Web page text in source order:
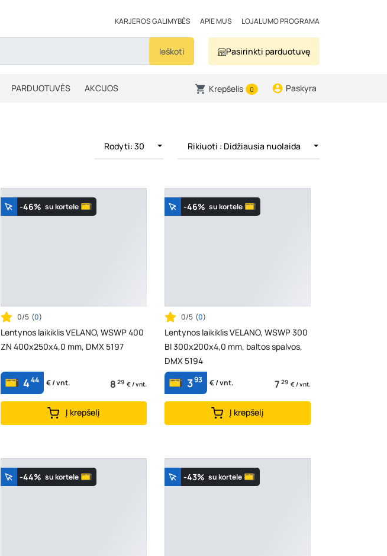
KARJEROS GALIMYBĖS APIE MUS LOJALUMO PROGRAMA
Ieškoti Pasirinkti parduotuvę
PARDUOTUVĖS AKCIJOS Krepšelis 0 Paskyra
Rodyti: 30 Rikiuoti : Didžiausia nuolaida
-46% su kortele
0/5 (0)
Lentynos laikiklis VELANO, WSWP 400
ZN 400x250x4,0 mm, DMX 5197
444 € / vnt. 8 29 € / vnt.
Į krepšelį
-46% su kortele
0/5 (0)
Lentynos laikiklis VELANO, WSWP 300
BI 300x200x4,0 mm, baltos spalvos,
DMX 5194
393 € / vnt. 7 29 € / vnt.
Į krepšelį
-44% su kortele -43% su kortele